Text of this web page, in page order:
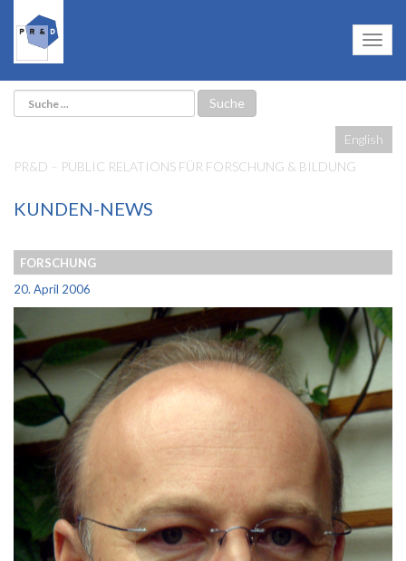
English
PR&D – PUBLIC RELATIONS FÜR FORSCHUNG & BILDUNG
KUNDEN-NEWS
FORSCHUNG
20. April 2006